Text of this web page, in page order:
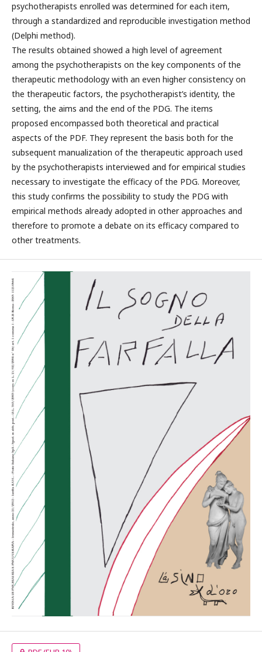
psychotherapists enrolled was determined for each item,
through a standardized and reproducible investigation method
(Delphi method).
The results obtained showed a high level of agreement
among the psychotherapists on the key components of the
therapeutic methodology with an even higher consistency on
the therapeutic factors, the psychotherapist’s identity, the
setting, the aims and the end of the PDG. The items
proposed encompassed both theoretical and practical
aspects of the PDF. They represent the basis both for the
subsequent manualization of the therapeutic approach used
by the psychotherapists interviewed and for empirical studies
necessary to investigate the efficacy of the PDG. Moreover,
this study confirms the possibility to study the PDG with
empirical methods already adopted in other approaches and
therefore to promote a debate on its efficacy compared to
other treatments.